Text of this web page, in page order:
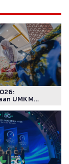
UMKM
dan